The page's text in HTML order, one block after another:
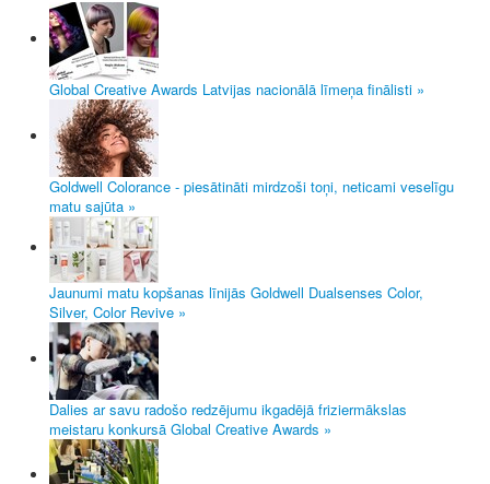
Global Creative Awards Latvijas nacionālā līmeņa finālisti »
Goldwell Colorance - piesātināti mirdzoši toņi, neticami veselīgu
matu sajūta »
Jaunumi matu kopšanas līnijās Goldwell Dualsenses Color,
Silver, Color Revive »
Dalies ar savu radošo redzējumu ikgadējā friziermākslas
meistaru konkursā Global Creative Awards »